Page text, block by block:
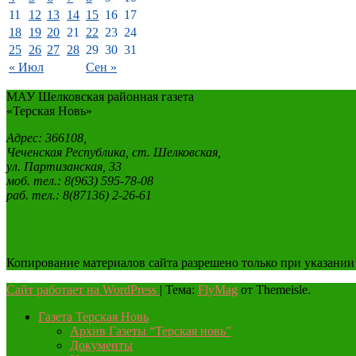
« Июл Сен »
11
12 13 14 15 16 17
18 19 20 21 22 23 24
25 26 27 28 29 30 31
МАУ Шелковская районная газета
«Терская Новь»
Адрес: 366108,
Чеченская Республика, ст. Шелковская,
ул. Партизанская, 33
моб. тел.: 8(963) 595-78-08
раб. тел.: 8(87136) 2-26-61
Копирование материалов сайта разрешено только при
Сайт работает на WordPress | Тема: FlyMag от Themeisle.
Газета Терская Новь
Архив Газеты “Терская новь”
Документы